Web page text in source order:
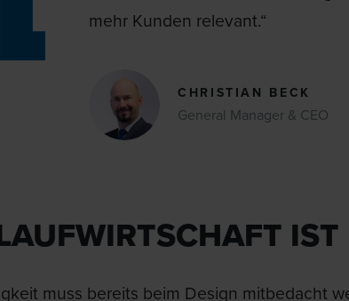
mehr Kunden relevant.“
CHRISTIAN BECK
General Manager & CEO
muss bereits beim Design mitbedacht